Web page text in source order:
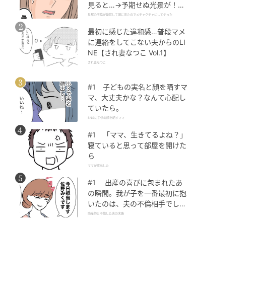
見ると…→予期せぬ光景が！｜
旦那の不倫が発覚して頭に来た
旦那の不倫が発覚して頭に来たのでメチャクチャにしてやった
最初に感じた違和感…普段マメ
に連絡をしてこない夫からのLI
NE【され妻なつこ Vol.1】
され妻なつこ
#1 子どもの実名と顔を晒すマ
マ、大丈夫かな？なんて心配し
ていたら。
SNSに子供の顔を晒すママ
#1 「ママ、生きてるよね？」
寝ていると思って部屋を開けた
ら
ママが家出した
#1 出産の喜びに包まれたあ
の瞬間。我が子を一番最初に抱
いたのは、夫の不倫相手でし
た。
助産師と不倫した夫の末路